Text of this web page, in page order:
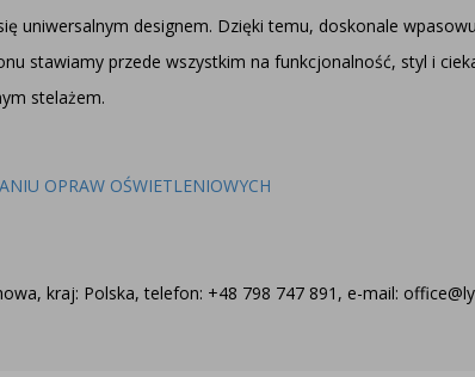
uniwersalnym designem. Dzięki temu, doskonale
stawiamy przede wszystkim na funkcjonalność, styl i
stelażem.
OPRAW OŚWIETLENIOWYCH
kraj: Polska, telefon: +48 798 747 891, e-mail: